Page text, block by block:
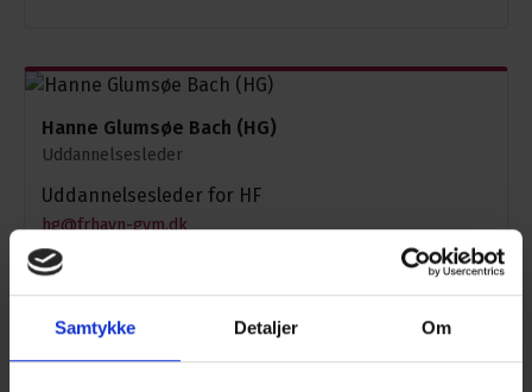
Samtykke Detaljer Om
Hanne Glumsøe Bach (HG)
Uddannelsesleder
Uddannelsesleder for HF
hg@frhavn-gym.dk
Tlf.: 96 20 18 77